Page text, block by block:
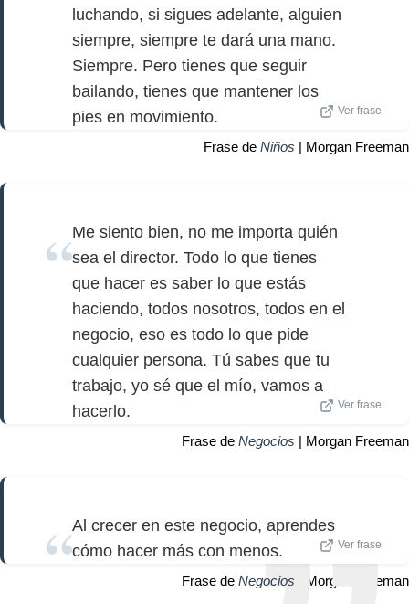
luchando, si sigues adelante, alguien
siempre, siempre te dará una mano.
Siempre. Pero tienes que seguir
bailando, tienes que mantener los
pies en movimiento.
Ver frase
Frase de Niños | Morgan Freeman
Me siento bien, no me importa quién
sea el director. Todo lo que tienes
que hacer es saber lo que estás
haciendo, todos nosotros, todos en el
negocio, eso es todo lo que pide
cualquier persona. Tú sabes que tu
trabajo, yo sé que el mío, vamos a
hacerlo.
Ver frase
Frase de Negocios | Morgan Freeman
Al crecer en este negocio, aprendes
cómo hacer más con menos.
Ver frase
Frase de Negocios | Morgan Freeman